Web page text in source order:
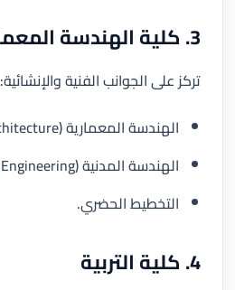
3. كلية الهندسة المعمارية والإنشاءات
تركز على الجوانب الفنية والإنشائية:
الهندسة المعمارية (Architecture).
الهندسة المدنية (Civil Engineering).
التخطيط الحضري.
4. كلية التربية